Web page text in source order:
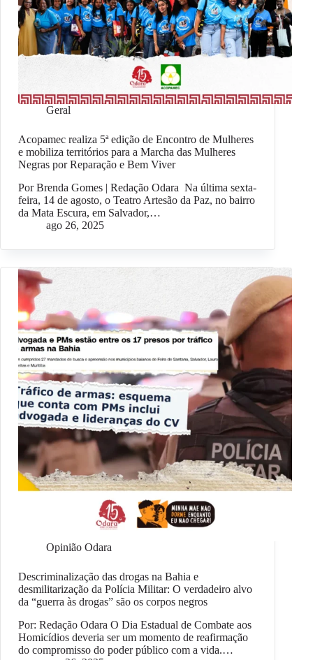
Geral
Acopamec realiza 5ª edição de Encontro de Mulheres
e mobiliza territórios para a Marcha das Mulheres
Negras por Reparação e Bem Viver
Por Brenda Gomes | Redação Odara Na última sexta-
feira, 14 de agosto, o Teatro Artesão da Paz, no bairro
da Mata Escura, em Salvador,…
ago 26, 2025
Opinião Odara
Descriminalização das drogas na Bahia e
desmilitarização da Polícia Militar: O verdadeiro alvo
da “guerra às drogas” são os corpos negros
Por: Redação Odara O Dia Estadual de Combate aos
Homicídios deveria ser um momento de reafirmação
do compromisso do poder público com a vida.…